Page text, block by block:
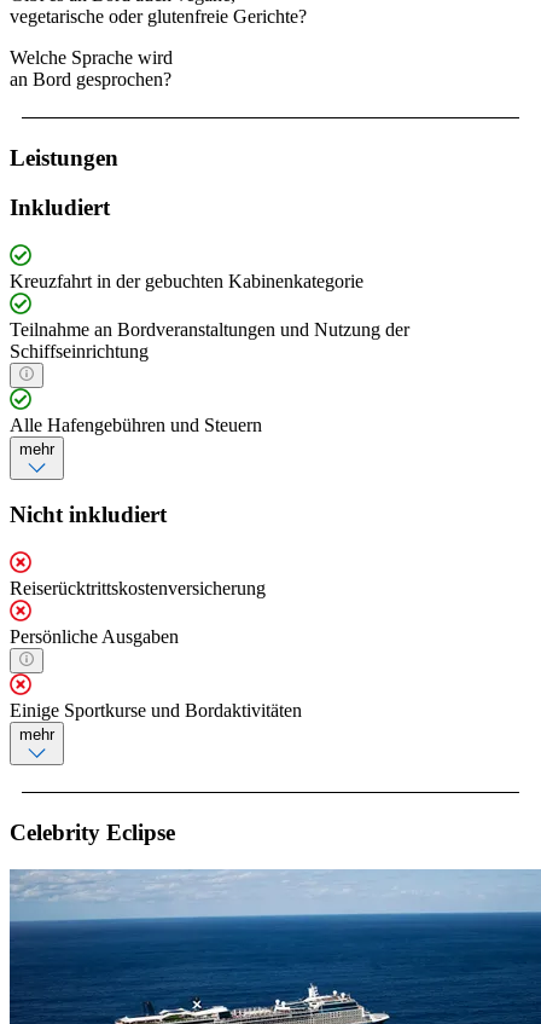
vegetarische oder glutenfreie Gerichte?
Welche Sprache wird
an Bord gesprochen?
Leistungen
Inkludiert
Kreuzfahrt in der gebuchten Kabinenkategorie
Teilnahme an Bordveranstaltungen und Nutzung der
Schiffseinrichtung
Alle Hafengebühren und Steuern
mehr
Nicht inkludiert
Reiserücktrittskostenversicherung
Persönliche Ausgaben
Einige Sportkurse und Bordaktivitäten
mehr
Celebrity Eclipse